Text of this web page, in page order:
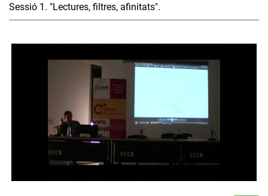
Sessió 1. "Lectures, filtres, afinitats".